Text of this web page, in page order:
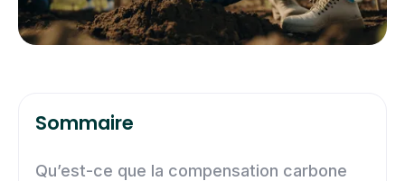
Sommaire
Qu’est-ce que la compensation carbone